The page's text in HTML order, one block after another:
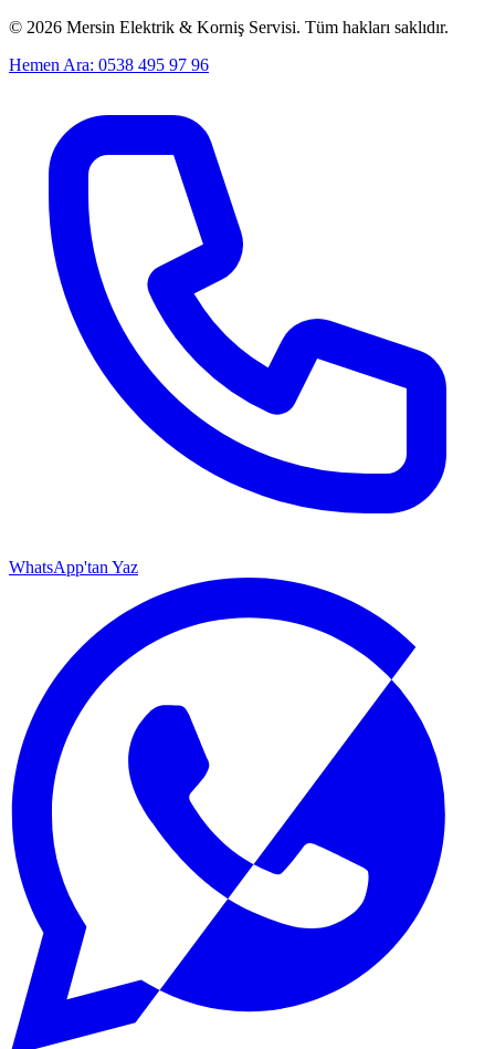
© 2026 Mersin Elektrik & Korniş Servisi. Tüm hakları saklıdır.
Hemen Ara: 0538 495 97 96
WhatsApp'tan Yaz